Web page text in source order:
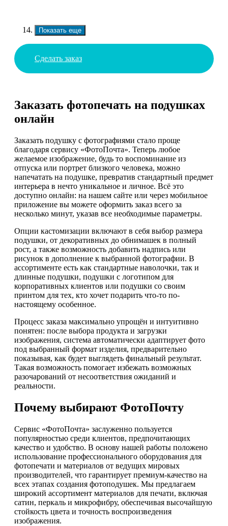
Показать еще
Сделать заказ
Заказать фотопечать на подушках
онлайн
Заказать подушку с фотографиями стало проще
благодаря сервису «ФотоПочта». Теперь любое
желаемое изображение, будь то воспоминание из
отпуска или портрет близкого человека, можно
напечатать на подушке, превратив стандартный предмет
интерьера в нечто уникальное и личное. Всё это
доступно онлайн: на нашем сайте или через мобильное
приложение вы можете оформить заказ всего за
несколько минут, указав все необходимые параметры.
Опции кастомизации включают в себя выбор размера
подушки, от декоративных до обнимашек в полный
рост, а также возможность добавить надпись или
рисунок в дополнение к выбранной фотографии. В
ассортименте есть как стандартные наволочки, так и
длинные подушки, подушки с логотипом для
корпоративных клиентов или подушки со своим
принтом для тех, кто хочет подарить что-то по-
настоящему особенное.
Процесс заказа максимально упрощён и интуитивно
понятен: после выбора продукта и загрузки
изображения, система автоматически адаптирует фото
под выбранный формат изделия, предварительно
показывая, как будет выглядеть финальный результат.
Такая возможность помогает избежать возможных
разочарований от несоответствия ожиданий и
реальности.
Почему выбирают ФотоПочту
Сервис «ФотоПочта» заслуженно пользуется
популярностью среди клиентов, предпочитающих
качество и удобство. В основу нашей работы положено
использование профессионального оборудования для
фотопечати и материалов от ведущих мировых
производителей, что гарантирует премиум-качество на
всех этапах создания фотоподушек. Мы предлагаем
широкий ассортимент материалов для печати, включая
сатин, перкаль и микрофибру, обеспечивая высочайшую
стойкость цвета и точность воспроизведения
изображения.